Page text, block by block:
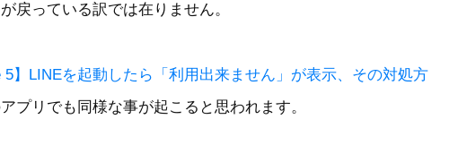
戻っている訳では在りません。
5】LINEを起動したら「利用出来ません」が表示、その対処方
プリでも同様な事が起こると思われます。